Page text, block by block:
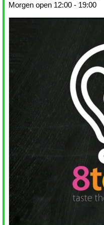
Morgen open 12:00 - 19:00